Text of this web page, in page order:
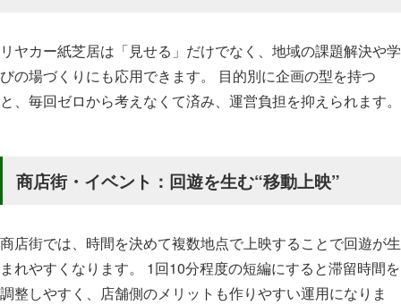
リヤカー紙芝居は「見せる」だけでなく、地域の課題解決や学
びの場づくりにも応用できます。 目的別に企画の型を持つ
と、毎回ゼロから考えなくて済み、運営負担を抑えられます。
商店街・イベント：回遊を生む“移動上映”
商店街では、時間を決めて複数地点で上映することで回遊が生
まれやすくなります。 1回10分程度の短編にすると滞留時間を
調整しやすく、店舗側のメリットも作りやすい運用になりま